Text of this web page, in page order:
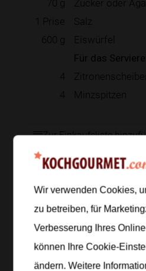
1 Prise
Salz
600 g Eiswürfel
Für das
4
4
Minzspitzen
Zur Einkaufsliste
Zubereitung
Schritt 1/5
Die Zitronen heiß waschen.
auspressen, die übrigen in
Wir verwenden Cookies,
zu betreiben, für
Verbesserung Ihres
können Ihre Cookie-
ändern. Weitere